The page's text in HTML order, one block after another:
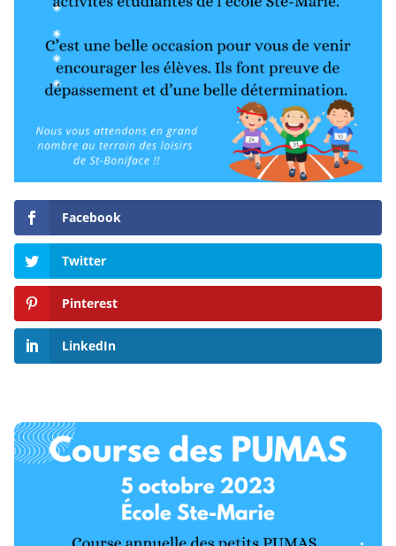
Facebook
Twitter
Pinterest
LinkedIn